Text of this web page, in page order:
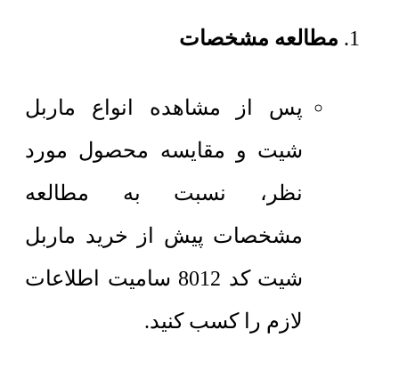
مطالعه مشخصات
پس از مشاهده انواع ماربل
شیت و مقایسه محصول مورد
نظر، نسبت به مطالعه
مشخصات پیش از خرید ماربل
شیت کد 8012 سامیت اطلاعات
لازم را کسب کنید.